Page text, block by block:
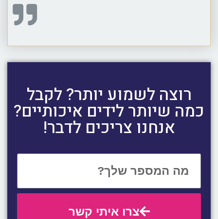
רוצה לשמוע יותר? לקבל
כמה שיותר לידים איכותיים?
אנחנו צריכים לדבר!
צרו איתי קשר